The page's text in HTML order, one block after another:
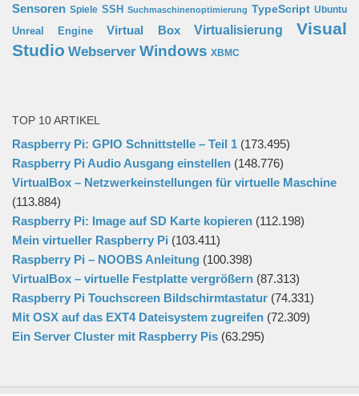
Sensoren Spiele SSH Suchmaschinenoptimierung TypeScript Ubuntu
Unreal Engine
Virtual Box Virtualisierung
Visual
Studio Webserver Windows XBMC
TOP 10 ARTIKEL
Raspberry Pi: GPIO Schnittstelle – Teil 1 (173.495)
Raspberry Pi Audio Ausgang einstellen (148.776)
VirtualBox – Netzwerkeinstellungen für virtuelle Maschine
(113.884)
Raspberry Pi: Image auf SD Karte kopieren (112.198)
Mein virtueller Raspberry Pi (103.411)
Raspberry Pi – NOOBS Anleitung (100.398)
VirtualBox – virtuelle Festplatte vergrößern (87.313)
Raspberry Pi Touchscreen Bildschirmtastatur (74.331)
Mit OSX auf das EXT4 Dateisystem zugreifen (72.309)
Ein Server Cluster mit Raspberry Pis (63.295)